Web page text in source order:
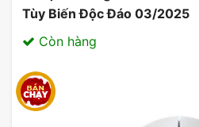
Tùy Biến Độc Đáo 03/2025
Còn hàng